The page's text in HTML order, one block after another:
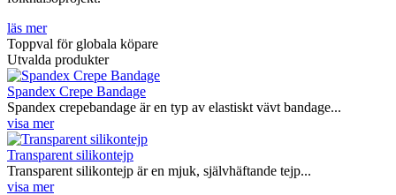
läs mer
Toppval för globala köpare
Utvalda produkter
Spandex Crepe Bandage
Spandex crepebandage är en typ av elastiskt vävt bandage...
visa mer
Transparent silikontejp
Transparent silikontejp är en mjuk, självhäftande tejp...
visa mer